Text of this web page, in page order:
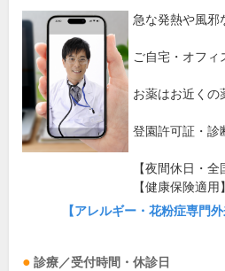
急な発熱や風邪
ご自宅・オフィ
お薬はお近くの
登園許可証・診
【夜間休日・全
【健康保険適用】
【アレルギー・花粉症専門
診療／受付時間・休診日